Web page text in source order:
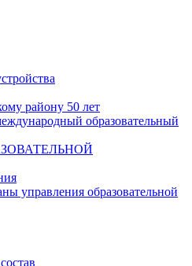
району 50 лет
образовательный
управления образовательной